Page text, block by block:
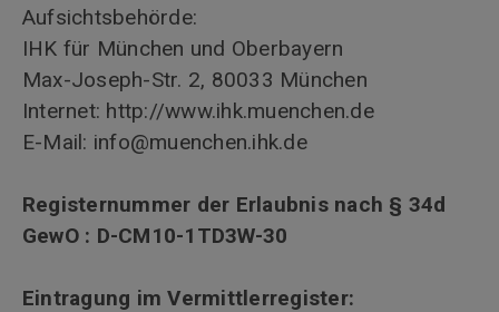
Aufsichtsbehörde:
IHK für München und Oberbayern
Max-Joseph-Str. 2, 80033 München
Internet: http://www.ihk.muenchen.de
E-Mail: info@muenchen.ihk.de
Registernummer der Erlaubnis nach § 34d
GewO : D-CM10-1TD3W-30
Eintragung im Vermittlerregister: